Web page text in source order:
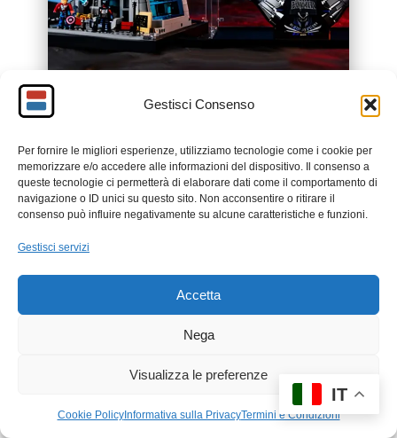
Gestisci Consenso
Per fornire le migliori esperienze, utilizziamo tecnologie come i cookie per
memorizzare e/o accedere alle informazioni del dispositivo. Il consenso a
queste tecnologie ci permetterà di elaborare dati come il comportamento di
navigazione o ID unici su questo sito. Non acconsentire o ritirare il
consenso può influire negativamente su alcune caratteristiche e funzioni.
Gestisci servizi
Accetta
Nega
Visualizza le preferenze
Cookie PolicyInformativa sulla PrivacyTermini e Condizioni
HEY HAPPINESS
lavorati
12% Off Your Order with CODE
IT